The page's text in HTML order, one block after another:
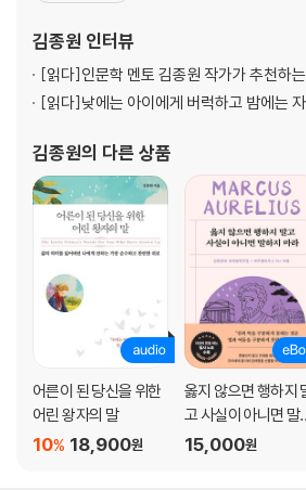
아이의 잠자리는 아이와 나누는 하루의 마지막
횡단보도에서 자전거를 끌고 가면 일어나는
★나를 돌아보는 시간
삶의 주인공으로 살게 하는 질문은 따로 있다
친구 관계를 맺기 시작한 아이에게 필요한 조언
인사를 잘하는 아이가 살면서 좋은 기회를 자
친구에 대한 사소한 질문이 아이에게 위험한 이
아빠의 다정한 말이 아이를 한 뼘 더 자라게 합니
편식하는 태도를 바꾸면 새로운 세상을 만납니
부모가 자신의 말을 제대로 끝내야 아이도 자기
조금 느린 아이를 키운다면 꼭 이렇게 말해 주
아이의 자기주도성을 빠르게 키우는 ‘가능성의
자기 역할을 하는 주도적인 아이로 키우려면
친절과 양보를 강요하면 ‘착한 사람’이라는 가
★아이와 함께하는 하루
한계이다》, 《나의 현재만이 나의 유
김종원 인터뷰
[읽다]인문학 멘토 김종원 작가가 추천하
[읽다]낮에는 아이에게 버럭하고 밤에는
김종원의 다른 상품
어른이 된 당신을 위한
어린 왕자의 말
18,900원
10%
옳지 않으면 행하지
고 사실이 아니면 말
지 마라
15,000원